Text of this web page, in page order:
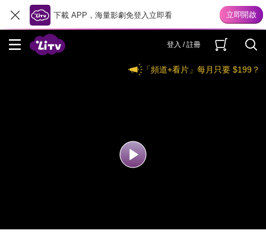
下載 APP，海量影劇免登入立即看
登入 / 註冊
「頻道+看片」每月只要 $199？